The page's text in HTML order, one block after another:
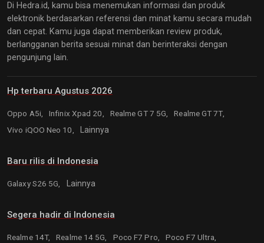
Di Hedra.id, kamu bisa menemukan informasi dan produk
elektronik berdasarkan referensi dan minat kamu secara mudah
dan cepat. Kamu juga dapat memberikan review produk,
berlangganan berita sesuai minat dan berinteraksi dengan
pengunjung lain.
Hp terbaru Agustus 2026
Oppo A5i, Infinix Xpad 20, Realme GT 7 5G,
Realme GT 7T,
Vivo iQOO Neo 10,
Lainnya
Baru rilis di Indonesia
Galaxy S26 5G, Lainnya
Segera hadir di Indonesia
Realme 14T, Realme 14 5G, Poco F7 Pro,
Poco F7 Ultra,